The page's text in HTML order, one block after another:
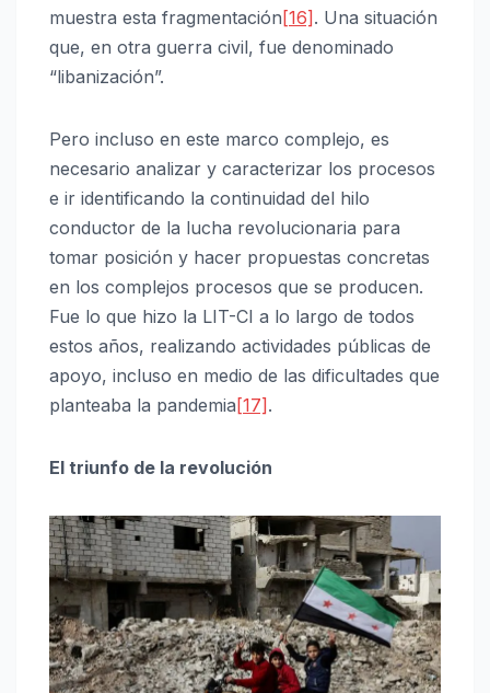
muestra esta fragmentación[16]. Una situación
que, en otra guerra civil, fue denominado
“libanización”.
Pero incluso en este marco complejo, es
necesario analizar y caracterizar los procesos
e ir identificando la continuidad del hilo
conductor de la lucha revolucionaria para
tomar posición y hacer propuestas concretas
en los complejos procesos que se producen.
Fue lo que hizo la LIT-CI a lo largo de todos
estos años, realizando actividades públicas de
apoyo, incluso en medio de las dificultades que
planteaba la pandemia[17].
El triunfo de la revolución